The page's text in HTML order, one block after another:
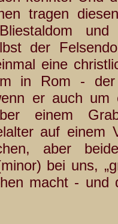
tragen
der
eine
in Rom -
er auch
einem
auf einem
aber
bei uns,
macht -